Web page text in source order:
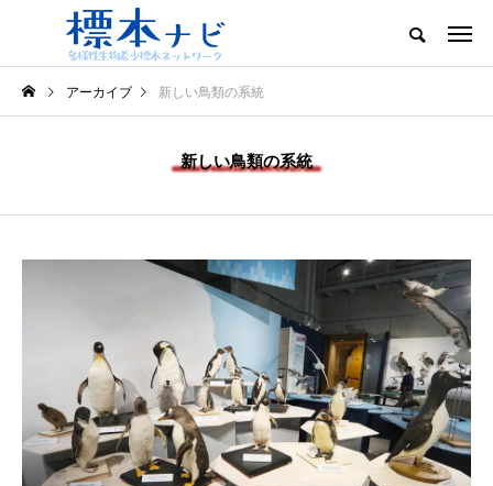
アーカイブ 新しい鳥類の系統
新しい鳥類の系統